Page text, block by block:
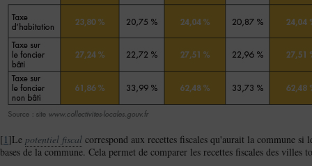
[1]Le potentiel fiscal correspond aux recettes fiscales qu'aurait la commune si
bases de la commune. Cela permet de comparer les recettes fiscales des